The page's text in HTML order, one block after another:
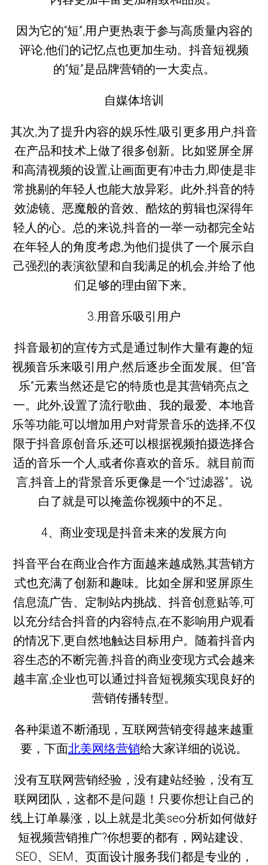
因为它的“短”,用户更热衷于参与高质量内容的
评论,他们的记忆点也更加生动。抖音短视频
的“短”是品牌营销的一大卖点。
自媒体培训
其次,为了提升内容的娱乐性,吸引更多用户,抖音
在产品和技术上做了很多创新。比如竖屏全屏
和高清视频的设置,让画面更有冲击力,即使是非
常挑剔的年轻人也能大放异彩。此外,抖音的特
效滤镜、恶魔般的音效、酷炫的剪辑也深得年
轻人的心。总的来说,抖音的一举一动都完全站
在年轻人的角度考虑,为他们提供了一个展示自
己强烈的表演欲望和自我满足的机会,并给了他
们足够的理由留下来。
3.用音乐吸引用户
抖音最初的宣传方式是通过制作大量有趣的短
视频音乐来吸引用户,然后逐步全面发展。但“音
乐”元素当然还是它的特质也是其营销亮点之
一。此外,设置了流行歌曲、我的最爱、本地音
乐等功能,可以增加用户对背景音乐的选择,不仅
限于抖音原创音乐,还可以根据视频拍摄选择合
适的音乐一个人,或者你喜欢的音乐。就目前而
言,抖音上的背景音乐更像是一个“过滤器”。说
白了就是可以掩盖你视频中的不足。
4、商业变现是抖音未来的发展方向
抖音平台在商业合作方面越来越成熟,其营销方
式也充满了创新和趣味。比如全屏和竖屏原生
信息流广告、定制站内挑战、抖音创意贴等,可
以充分结合抖音的内容特点,在不影响用户观看
的情况下,更自然地触达目标用户。随着抖音内
容生态的不断完善,抖音的商业变现方式会越来
越丰富,企业也可以通过抖音短视频实现良好的
营销传播转型。
各种渠道不断涌现，互联网营销变得越来越重
要，下面北美网络营销给大家详细的说说。
没有互联网营销经验，没有建站经验，没有互
联网团队，这都不是问题！只要你想让自己的
线上订单暴涨，以上就是北美seo分析如何做好
短视频营销推广?你想要的都有，网站建设、
SEO、SEM、页面设计服务我们都是专业的，